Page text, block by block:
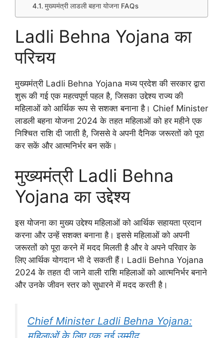
मुख्यमंत्री लाडली बहना योजना FAQs
Ladli Behna Yojana का
परिचय
मुख्यमंत्री Ladli Behna Yojana मध्य प्रदेश की सरकार द्वारा
शुरू की गई एक महत्वपूर्ण पहल है, जिसका उद्देश्य राज्य की
महिलाओं को आर्थिक रूप से सशक्त बनाना है। Chief Minister
लाडली बहना योजना 2024 के तहत महिलाओं को हर महीने एक
निश्चित राशि दी जाती है, जिससे वे अपनी दैनिक जरूरतों को पूरा
कर सकें और आत्मनिर्भर बन सकें।
मुख्यमंत्री Ladli Behna
Yojana का उद्देश्य
इस योजना का मुख्य उद्देश्य महिलाओं को आर्थिक सहायता प्रदान
करना और उन्हें सशक्त बनाना है। इससे महिलाओं को अपनी
जरूरतों को पूरा करने में मदद मिलती है और वे अपने परिवार के
लिए आर्थिक योगदान भी दे सकती हैं। Ladli Behna Yojana
2024 के तहत दी जाने वाली राशि महिलाओं को आत्मनिर्भर बनाने
और उनके जीवन स्तर को सुधारने में मदद करती है।
Chief Minister Ladli Behna Yojana: